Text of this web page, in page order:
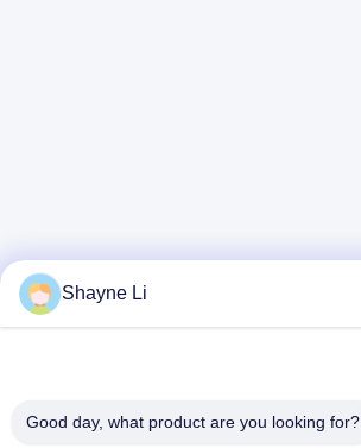
Shayne Li
Good day, what product are you looking for?